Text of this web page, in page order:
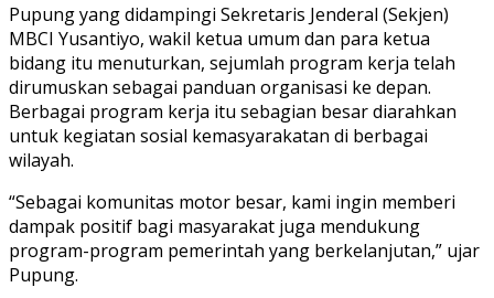
Pupung yang didampingi Sekretaris Jenderal (Sekjen)
MBCI Yusantiyo, wakil ketua umum dan para ketua
bidang itu menuturkan, sejumlah program kerja telah
dirumuskan sebagai panduan organisasi ke depan.
Berbagai program kerja itu sebagian besar diarahkan
untuk kegiatan sosial kemasyarakatan di berbagai
wilayah.
“Sebagai komunitas motor besar, kami ingin memberi
dampak positif bagi masyarakat juga mendukung
program-program pemerintah yang berkelanjutan,” ujar
Pupung.